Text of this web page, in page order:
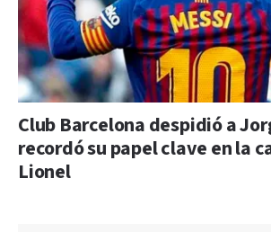
Club Barcelona despidió a
recordó su papel clave en la
Lionel